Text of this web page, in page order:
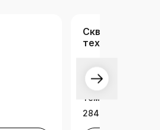
Сквозные
технологии
Тематическая
2847 изданий